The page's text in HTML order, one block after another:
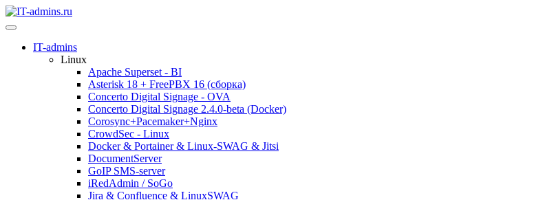
IT-admins
Linux
Apache Superset - BI
Asterisk 18 + FreePBX 16 (сборка)
Concerto Digital Signage - OVA
Concerto Digital Signage 2.4.0-beta (Docker)
Corosync+Pacemaker+Nginx
CrowdSec - Linux
Docker & Portainer & Linux-SWAG & Jitsi
DocumentServer
GoIP SMS-server
iRedAdmin / SoGo
Jira & Confluence & LinuxSWAG